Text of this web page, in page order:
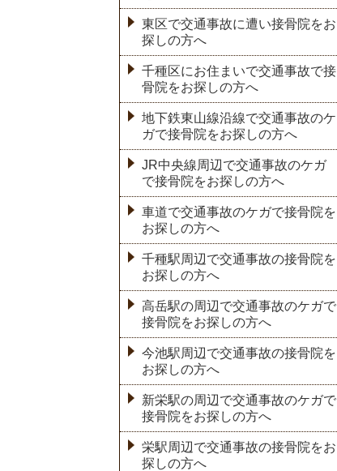
東区で交通事故に遭い接骨院をお
探しの方へ
千種区にお住まいで交通事故で接
骨院をお探しの方へ
地下鉄東山線沿線で交通事故のケ
ガで接骨院をお探しの方へ
JR中央線周辺で交通事故のケガ
で接骨院をお探しの方へ
車道で交通事故のケガで接骨院を
お探しの方へ
千種駅周辺で交通事故の接骨院を
お探しの方へ
高岳駅の周辺で交通事故のケガで
接骨院をお探しの方へ
今池駅周辺で交通事故の接骨院を
お探しの方へ
新栄駅の周辺で交通事故のケガで
接骨院をお探しの方へ
栄駅周辺で交通事故の接骨院をお
探しの方へ